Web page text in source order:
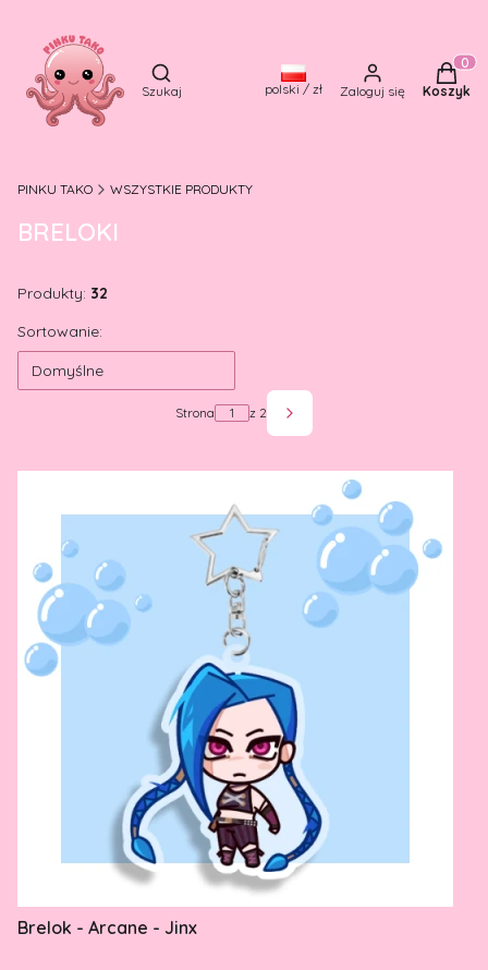
Otwórz wyszukiwarkę
Szukaj polski / zł Zaloguj się Koszyk
PINKU TAKO WSZYSTKIE PRODUKTY
BRELOKI
Produkty: 32
Lista produktów
Sortowanie:
Domyślne
Strona z 2 Następne produkty
Brelok - Arcane - Jinx